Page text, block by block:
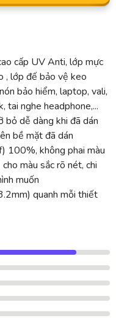
cấp UV Anti, lớp mực
, lớp đế bảo vệ keo
bảo hiểm, laptop, vali,
tai nghe headphone,...
bỏ dễ dàng khi đã dán
bề mặt đã dán
100%, không phai màu
màu sắc rõ nét, chi
muốn
quanh mỗi thiết